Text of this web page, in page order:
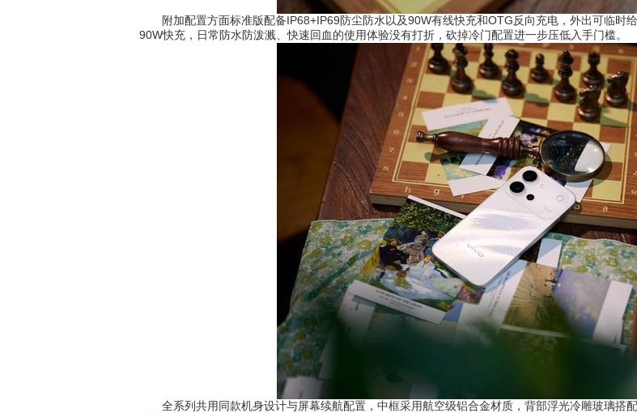
附加配置方面标准版配备IP68+IP69防尘防水以及90W有线快充和OTG反向充电，外出可临时
90W快充，日常防水防泼溅、快速回血的使用体验没有打折，砍掉冷门配置进一步压低入手门槛。
全系列共用同款机身设计与屏幕续航配置，中框采用航空级铝合金材质，背部浮光冷雕玻璃搭